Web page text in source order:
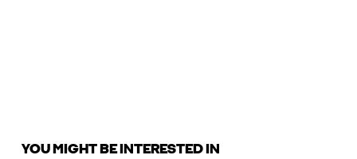
YOU MIGHT BE INTERESTED IN